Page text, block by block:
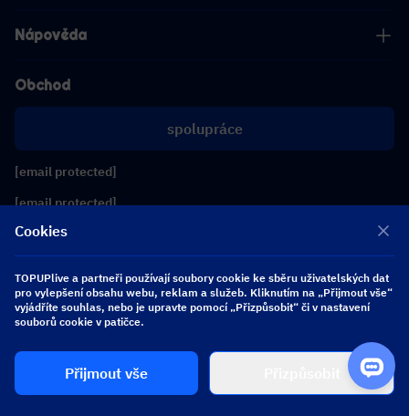
$ 0.00 Koupit nyní
Nápověda
Obchod
spolupráce
[email protected]
[email protected]
Sledujte nás
Copyright 2026 SEA WHALE TECHNOLOGY PTE.LTD. All Rights Reserved.
Cookies
TOPUPlive a partneři používají soubory cookie ke sběru uživatelských dat
pro vylepšení obsahu webu, reklam a služeb. Kliknutím na „Přijmout vše“
vyjádříte souhlas, nebo je upravte pomocí „Přizpůsobit“ či v nastavení
souborů cookie v patičce.
Přijmout vše